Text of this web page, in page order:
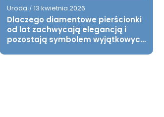
Uroda / 13 kwietnia 2026
Dlaczego diamentowe pierścionki
od lat zachwycają elegancją i
pozostają symbolem wyjątkowych